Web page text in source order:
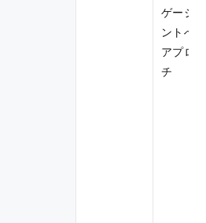
ゲージ
ントへ
アプロ
チ